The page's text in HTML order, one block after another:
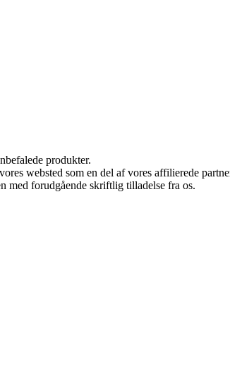
produkter.
websted som en del af vores affilierede
med forudgående skriftlig tilladelse fra os.